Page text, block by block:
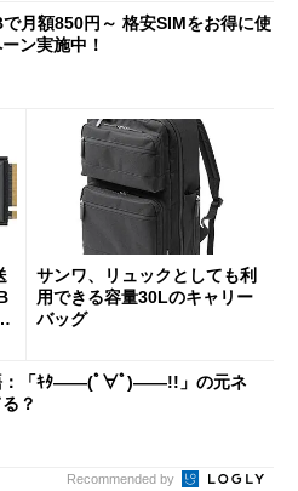
で月額850円～ 格安SIMをお得に使
ン実施中！
サンワ、リュックとしても利
用できる容量30Lのキャリー
バッグ
：「ｷﾀ――(ﾟ∀ﾟ)――!!」の元ネ
？
Recommended by